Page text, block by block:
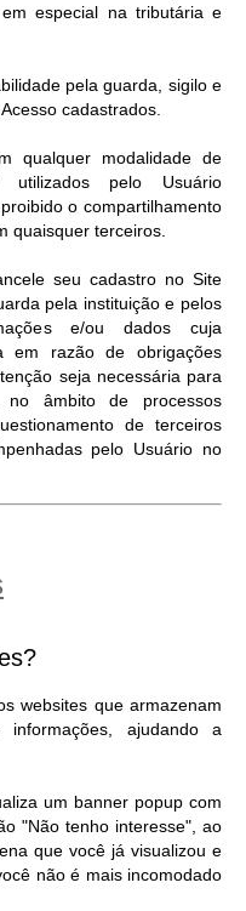
especial na tributária e
pela guarda, sigilo e
cadastrados.
qualquer modalidade de
pelo Usuário
o compartilhamento
quaisquer terceiros.
seu cadastro no Site
pela instituição e pelos
e/ou dados cuja
em razão de obrigações
seja necessária para
no âmbito de processos
de terceiros
pelo Usuário no
websites que armazenam
ajudando a
um banner popup com
"Não tenho interesse", ao
que você já visualizou e
não é mais incomodado